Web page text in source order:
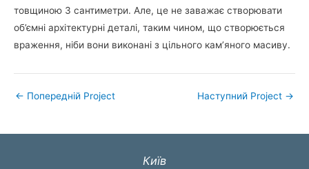
товщиною 3 сантиметри. Але, це не заважає створювати
об’ємні архітектурні деталі, таким чином, що створюється
враження, ніби вони виконані з цільного кам’яного масиву.
← Попередній Project Наступний Project →
Київ